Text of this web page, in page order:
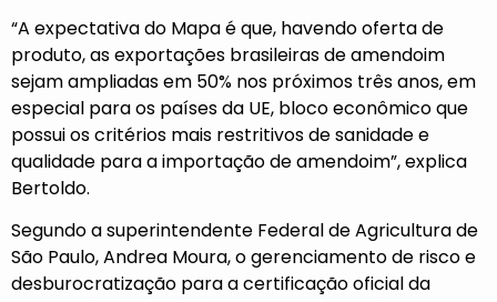
“A expectativa do Mapa é que, havendo oferta de
produto, as exportações brasileiras de amendoim
sejam ampliadas em 50% nos próximos três anos, em
especial para os países da UE, bloco econômico que
possui os critérios mais restritivos de sanidade e
qualidade para a importação de amendoim”, explica
Bertoldo.
Segundo a superintendente Federal de Agricultura de
São Paulo, Andrea Moura, o gerenciamento de risco e
desburocratização para a certificação oficial da